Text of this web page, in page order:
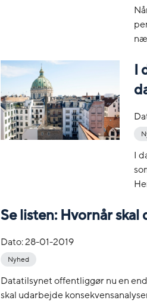
I
I
Se listen: Hvornår skal
Dato:28-01-2019
Nyhed
Datatilsynet offentliggør nu en
skal udarbejde